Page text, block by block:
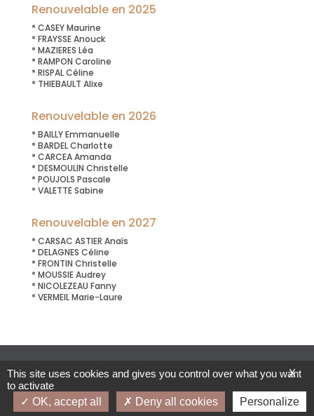
Renouvelable en 2025
* CASEY Maurine
* FRAYSSE Anouck
* MAZIERES Léa
* RAMPON Caroline
* RISPAL Céline
* THIEBAULT Alixe
Renouvelable en 2026
* BAILLY Emmanuelle
* BARDEL Charlotte
* CARCEA Amanda
* DESMOULIN Christelle
* POUJOLS Pascale
* VALETTE Sabine
Renouvelable en 2027
* CARSAC ASTIER Anaïs
* DELAGNES Céline
* FRONTIN Christelle
* MOUSSIE Audrey
* NICOLEZEAU Fanny
* VERMEIL Marie-Laure
© CANT’Elles – Crédits et Mentions légales
X
This site uses cookies and gives you control over what you want
to activate
OK, accept all
Deny all cookies
Personalize